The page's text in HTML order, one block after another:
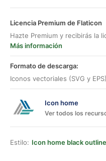
Licencia Premium de Flaticon
Hazte Premium y recibirás la
Más información
Formato de descarga:
Iconos vectoriales (SVG y
Icon home
Ver todos los
Estilo: Icon home black outline